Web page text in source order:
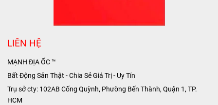
LIÊN HỆ
MẠNH ĐỊA ỐC ™
Bất Động Sản Thật - Chia Sẻ Giá Trị - Uy Tín
Trụ sở cty: 102AB Cống Quỳnh, Phường Bến Thành, Quận 1, TP.
HCM